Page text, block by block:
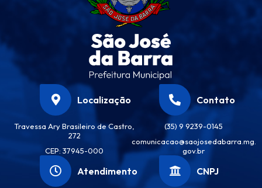
Localização
Travessa Ary Brasileiro de Castro,
272
CEP: 37945-000
Contato
(35) 9 9239-0145
comunicacao@saojosedabarra.mg.
gov.br
Atendimento CNPJ